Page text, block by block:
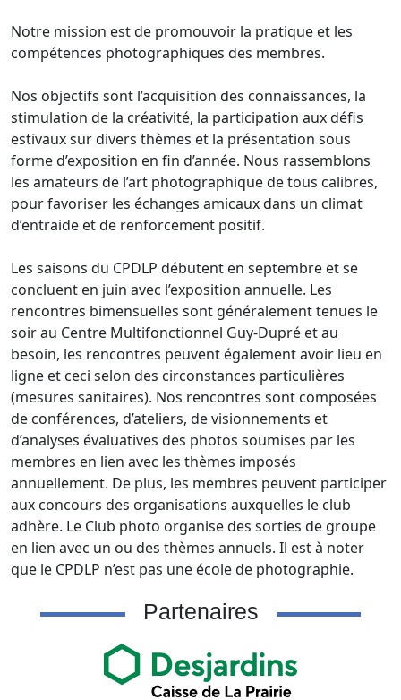
Notre mission est de promouvoir la pratique et les
compétences photographiques des membres.
Nos objectifs sont l’acquisition des connaissances, la
stimulation de la créativité, la participation aux défis
estivaux sur divers thèmes et la présentation sous
forme d’exposition en fin d’année. Nous rassemblons
les amateurs de l’art photographique de tous calibres,
pour favoriser les échanges amicaux dans un climat
d’entraide et de renforcement positif.
Les saisons du CPDLP débutent en septembre et se
concluent en juin avec l’exposition annuelle. Les
rencontres bimensuelles sont généralement tenues le
soir au Centre Multifonctionnel Guy-Dupré et au
besoin, les rencontres peuvent également avoir lieu en
ligne et ceci selon des circonstances particulières
(mesures sanitaires). Nos rencontres sont composées
de conférences, d’ateliers, de visionnements et
d’analyses évaluatives des photos soumises par les
membres en lien avec les thèmes imposés
annuellement. De plus, les membres peuvent participer
aux concours des organisations auxquelles le club
adhère. Le Club photo organise des sorties de groupe
en lien avec un ou des thèmes annuels. Il est à noter
que le CPDLP n’est pas une école de photographie.
Partenaires